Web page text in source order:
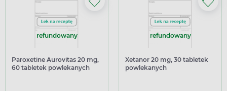
refundowany
Paroxetine Aurovitas 20 mg,
60 tabletek powlekanych
refundowany
Xetanor 20 mg, 30 tabletek
powlekanych